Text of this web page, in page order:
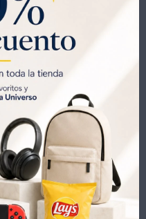
interesar